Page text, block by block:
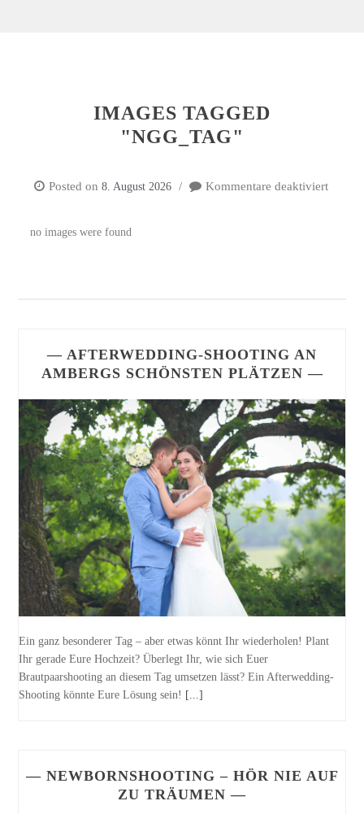
IMAGES TAGGED
"NGG_TAG"
Posted on 8. August 2026 Kommentare deaktiviert
no images were found
— AFTERWEDDING-SHOOTING AN
AMBERGS SCHÖNSTEN PLÄTZEN —
Ein ganz besonderer Tag – aber etwas könnt Ihr wiederholen! Plant
Ihr gerade Eure Hochzeit? Überlegt Ihr, wie sich Euer
Brautpaarshooting an diesem Tag umsetzen lässt? Ein Afterwedding-
Shooting könnte Eure Lösung sein! [...]
— NEWBORNSHOOTING – HÖR NIE AUF
ZU TRÄUMEN —